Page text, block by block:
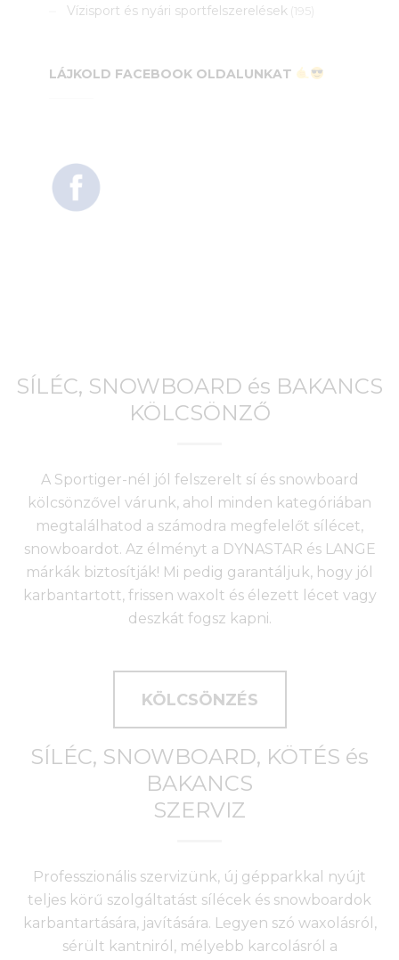
Vízisport és nyári sportfelszerelések (195)
LÁJKOLD FACEBOOK OLDALUNKAT
SÍLÉC, SNOWBOARD és BAKANCS
KÖLCSÖNZŐ
A Sportiger-nél jól felszerelt sí és snowboard
kölcsönzővel várunk, ahol minden kategóriában
megtalálhatod a számodra megfelelőt sílécet,
snowboardot. Az élményt a DYNASTAR és LANGE
márkák biztosítják! Mi pedig garantáljuk, hogy jól
karbantartott, frissen waxolt és élezett lécet vagy
deszkát fogsz kapni.
KÖLCSÖNZÉS
SÍLÉC, SNOWBOARD, KÖTÉS és
BAKANCS
SZERVIZ
Professzionális szervizünk, új gépparkkal nyújt
teljes körű szolgáltatást sílécek és snowboardok
karbantartására, javítására. Legyen szó waxolásról,
sérült kantniról, mélyebb karcolásról a